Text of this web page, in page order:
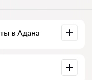
в Адана
адрес.